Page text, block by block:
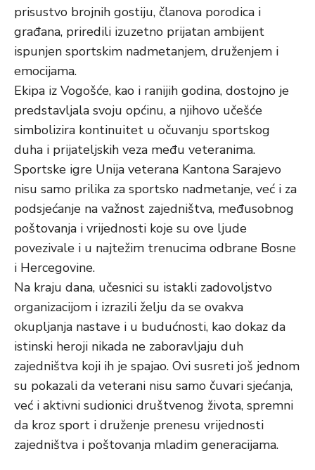
prisustvo brojnih gostiju, članova porodica i
građana, priredili izuzetno prijatan ambijent
ispunjen sportskim nadmetanjem, druženjem i
emocijama.
Ekipa iz Vogošće, kao i ranijih godina, dostojno je
predstavljala svoju općinu, a njihovo učešće
simbolizira kontinuitet u očuvanju sportskog
duha i prijateljskih veza među veteranima.
Sportske igre Unija veterana Kantona Sarajevo
nisu samo prilika za sportsko nadmetanje, već i za
podsjećanje na važnost zajedništva, međusobnog
poštovanja i vrijednosti koje su ove ljude
povezivale i u najtežim trenucima odbrane Bosne
i Hercegovine.
Na kraju dana, učesnici su istakli zadovoljstvo
organizacijom i izrazili želju da se ovakva
okupljanja nastave i u budućnosti, kao dokaz da
istinski heroji nikada ne zaboravljaju duh
zajedništva koji ih je spajao. Ovi susreti još jednom
su pokazali da veterani nisu samo čuvari sjećanja,
već i aktivni sudionici društvenog života, spremni
da kroz sport i druženje prenesu vrijednosti
zajedništva i poštovanja mladim generacijama.